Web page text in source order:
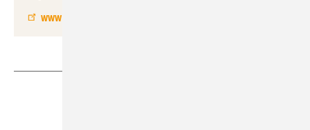
www.uws-technologie.de